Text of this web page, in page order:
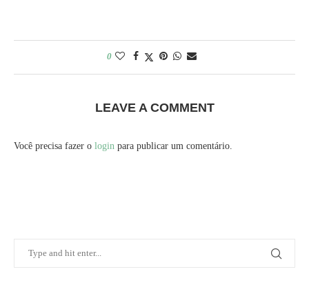
0
LEAVE A COMMENT
Você precisa fazer o login para publicar um comentário.